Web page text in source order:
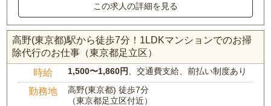
この求人の詳細を見る
高野(東京都)駅から徒歩7分！1LDKマンションでのお掃
除代行のお仕事（東京都足立区）
時給 1,500〜1,860円 、交通費支給、前払い制度あり
勤務地
高野(東京都) 徒歩7分
（東京都足立区付近）